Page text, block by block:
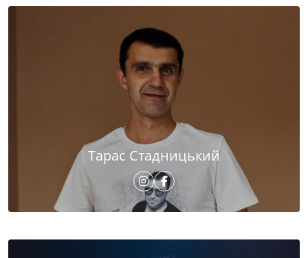
Тарас Стадницький